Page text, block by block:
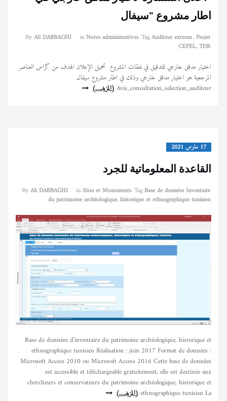
اطار مشروع "سيفال
ByAli DABBAGHI inNotes administratives TagAuditeur externe,Projet
CEFEL,TDR
اختيار مدقق خارجي للتدقيق في نفقات المشروع تحميل الإعلان الهدف من كراس العناصر
المرجعية هو اختيار مدقق خارجي وذلك في اطار مشروع سيفال
Avis_consultation_selection_auditeur(المزيد…)
17 مارس 2021
القاعدة المعلوماتية للجرد
ByAli DABBAGHI inSites et Monuments TagBase de données Inventaire
du patrimoine archéologique,historique et ethnographique tunisien
Base de données d’inventaire du patrimoine archéologique, historique et
ethnographique tunisien Réalisation : juin 2017 Format de données :
Microsoft Access 2010 ou Microsoft Access 2016 Cette base de données
est accessible et téléchargeable gratuitement, elle est destinée aux
chercheurs et conservateurs du patrimoine archéologique, historique et
ethnographique tunisien La(المزيد…)